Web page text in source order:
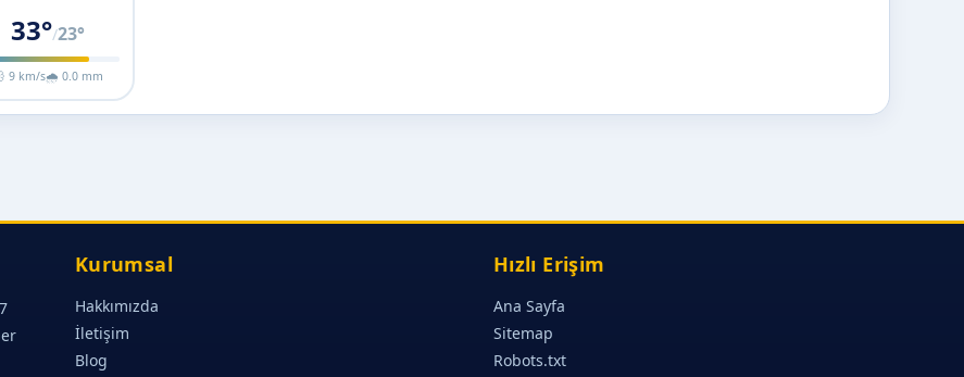
33°/23°
9 km/s🌧 0.0 mm
Kurumsal
Hakkımızda
İletişim
Blog
Hızlı Erişim
Ana Sayfa
Sitemap
Robots.txt